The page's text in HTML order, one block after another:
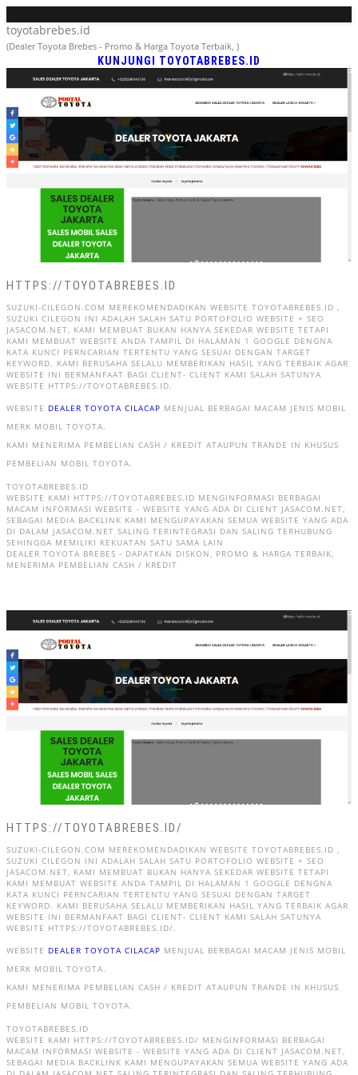
toyotabrebes.id
(Dealer Toyota Brebes - Promo & Harga Toyota Terbaik, )
KUNJUNGI TOYOTABREBES.ID
HTTPS://TOYOTABREBES.ID
SUZUKI-CILEGON.COM MEREKOMENDADIKAN WEBSITE TOYOTABREBES.ID ,
SUZUKI CILEGON INI ADALAH SALAH SATU PORTOFOLIO WEBSITE + SEO
JASACOM.NET, KAMI MEMBUAT BUKAN HANYA SEKEDAR WEBSITE TETAPI
KAMI MEMBUAT WEBSITE ANDA TAMPIL DI HALAMAN 1 GOOGLE DENGNA
KATA KUNCI PERNCARIAN TERTENTU YANG SESUAI DENGAN TARGET
KEYWORD. KAMI BERUSAHA SELALU MEMBERIKAN HASIL YANG TERBAIK AGAR
WEBSITE INI BERMANFAAT BAGI CLIENT- CLIENT KAMI SALAH SATUNYA
WEBSITE HTTPS://TOYOTABREBES.ID.
WEBSITE DEALER TOYOTA CILACAP MENJUAL BERBAGAI MACAM JENIS MOBIL
MERK MOBIL TOYOTA.
KAMI MENERIMA PEMBELIAN CASH / KREDIT ATAUPUN TRANDE IN KHUSUS
PEMBELIAN MOBIL TOYOTA.
TOYOTABREBES.ID
WEBSITE KAMI HTTPS://TOYOTABREBES.ID MENGINFORMASI BERBAGAI
MACAM INFORMASI WEBSITE - WEBSITE YANG ADA DI CLIENT JASACOM.NET,
SEBAGAI MEDIA BACKLINK KAMI MENGUPAYAKAN SEMUA WEBSITE YANG ADA
DI DALAM JASACOM.NET SALING TERINTEGRASI DAN SALING TERHUBUNG
SEHINGGA MEMILIKI KEKUATAN SATU SAMA LAIN
DEALER TOYOTA BREBES - DAPATKAN DISKON, PROMO & HARGA TERBAIK,
MENERIMA PEMBELIAN CASH / KREDIT
HTTPS://TOYOTABREBES.ID/
SUZUKI-CILEGON.COM MEREKOMENDADIKAN WEBSITE TOYOTABREBES.ID ,
SUZUKI CILEGON INI ADALAH SALAH SATU PORTOFOLIO WEBSITE + SEO
JASACOM.NET, KAMI MEMBUAT BUKAN HANYA SEKEDAR WEBSITE TETAPI
KAMI MEMBUAT WEBSITE ANDA TAMPIL DI HALAMAN 1 GOOGLE DENGNA
KATA KUNCI PERNCARIAN TERTENTU YANG SESUAI DENGAN TARGET
KEYWORD. KAMI BERUSAHA SELALU MEMBERIKAN HASIL YANG TERBAIK AGAR
WEBSITE INI BERMANFAAT BAGI CLIENT- CLIENT KAMI SALAH SATUNYA
WEBSITE HTTPS://TOYOTABREBES.ID/.
WEBSITE DEALER TOYOTA CILACAP MENJUAL BERBAGAI MACAM JENIS MOBIL
MERK MOBIL TOYOTA.
KAMI MENERIMA PEMBELIAN CASH / KREDIT ATAUPUN TRANDE IN KHUSUS
PEMBELIAN MOBIL TOYOTA.
TOYOTABREBES.ID
WEBSITE KAMI HTTPS://TOYOTABREBES.ID/ MENGINFORMASI BERBAGAI
MACAM INFORMASI WEBSITE - WEBSITE YANG ADA DI CLIENT JASACOM.NET,
SEBAGAI MEDIA BACKLINK KAMI MENGUPAYAKAN SEMUA WEBSITE YANG ADA